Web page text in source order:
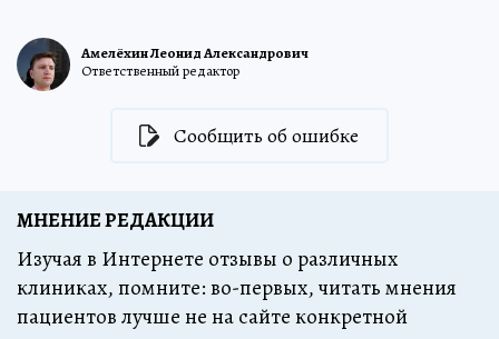
Амелёхин Леонид Александрович
Ответственный редактор
Сообщить об ошибке
МНЕНИЕ РЕДАКЦИИ
Изучая в Интернете отзывы о различных
клиниках, помните: во-первых, читать мнения
пациентов лучше не на сайте конкретной